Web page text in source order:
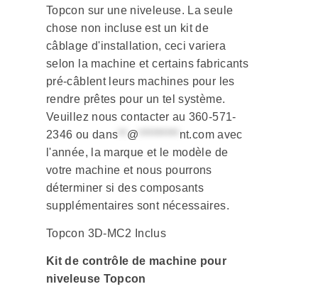
Topcon sur une niveleuse. La seule
chose non incluse est un kit de
câblage d'installation, ceci variera
selon la machine et certains fabricants
pré-câblent leurs machines pour les
rendre prêtes pour un tel système.
Veuillez nous contacter au 360-571-
2346 ou dans @ nt.comavec
l'année, la marque et le modèle de
votre machine et nous pourrons
déterminer si des composants
supplémentaires sont nécessaires.
Topcon 3D-MC2 Inclus
Kit de contrôle de machine pour
niveleuse Topcon